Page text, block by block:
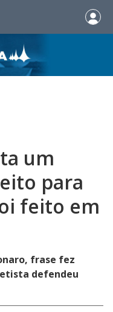
um
para
feito em
frase fez
defendeu